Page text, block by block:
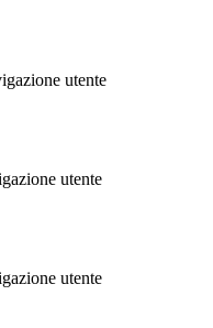
utente
utente
utente